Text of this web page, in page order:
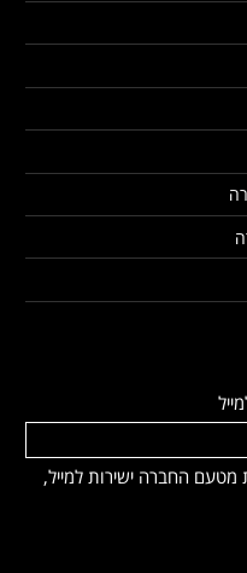
החברה ישירות למייל,